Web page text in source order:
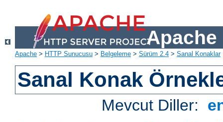
Apache
Apache > HTTP Sunucusu > Belgeleme > Sürüm 2.4 > Sanal Konaklar
Sanal Konak
Mevcut Diller: